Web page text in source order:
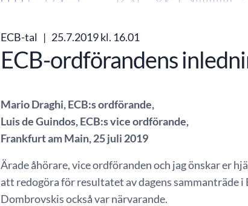
ECB-tal | 25.7.2019 kl. 16.01
ECB-ordförandens
Mario Draghi, ECB:s ordförande,
Luis de Guindos, ECB:s vice ordförande,
Frankfurt am Main, 25 juli 2019
Ärade åhörare, vice ordföranden och jag önskar er
att redogöra för resultatet av dagens sammanträde
Dombrovskis också var närvarande.